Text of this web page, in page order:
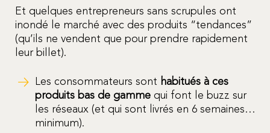
Et quelques entrepreneurs sans scrupules ont
inondé le marché avec des produits “tendances”
(qu’ils ne vendent que pour prendre rapidement
leur billet).
Les consommateurs sont habitués à ces
produits bas de gamme qui font le buzz sur
les réseaux (et qui sont livrés en 6 semaines…
minimum).